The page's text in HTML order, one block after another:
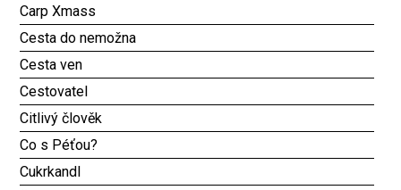
Carp Xmass
Cesta do nemožna
Cesta ven
Cestovatel
Citlivý člověk
Co s Péťou?
Cukrkandl